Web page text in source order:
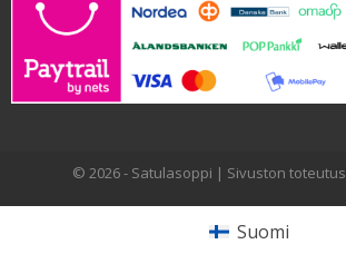
© 2026 - Satulasoppi | Sivuston toteutus
Suomi